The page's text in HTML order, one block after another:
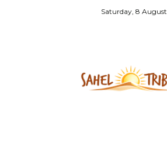
Saturday, 8